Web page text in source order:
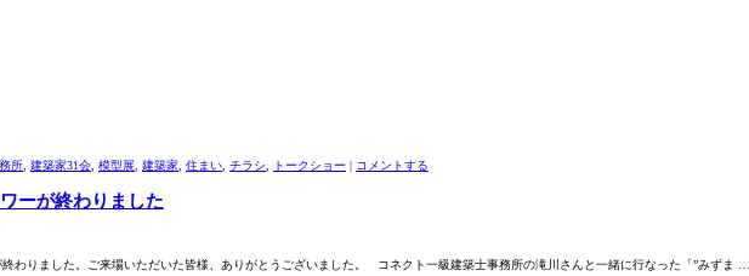
所 建築家31会 模型展 建築家 住まい チラシ トークショー | コメントする
ーが終わりました
わりました。ご来場いただいた皆様、ありがとうございました。 コネクト一級建築士事務所の滝川さんと一緒に行なった「”みずま …